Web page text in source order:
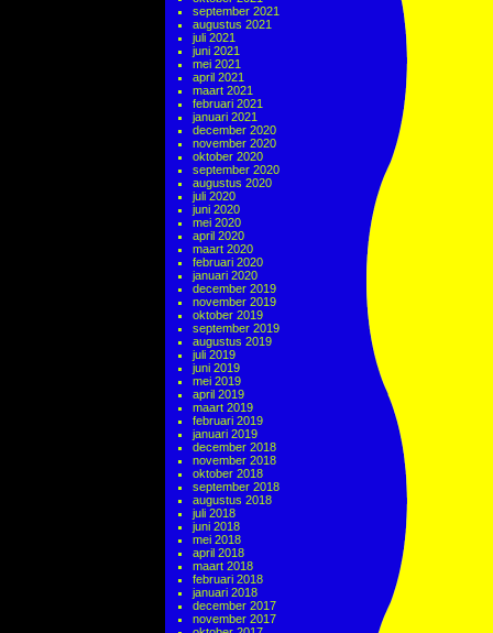
september 2021
augustus 2021
juli 2021
juni 2021
mei 2021
april 2021
maart 2021
februari 2021
januari 2021
december 2020
november 2020
oktober 2020
september 2020
augustus 2020
juli 2020
juni 2020
mei 2020
april 2020
maart 2020
februari 2020
januari 2020
december 2019
november 2019
oktober 2019
september 2019
augustus 2019
juli 2019
juni 2019
mei 2019
april 2019
maart 2019
februari 2019
januari 2019
december 2018
november 2018
oktober 2018
september 2018
augustus 2018
juli 2018
juni 2018
mei 2018
april 2018
maart 2018
februari 2018
januari 2018
december 2017
november 2017